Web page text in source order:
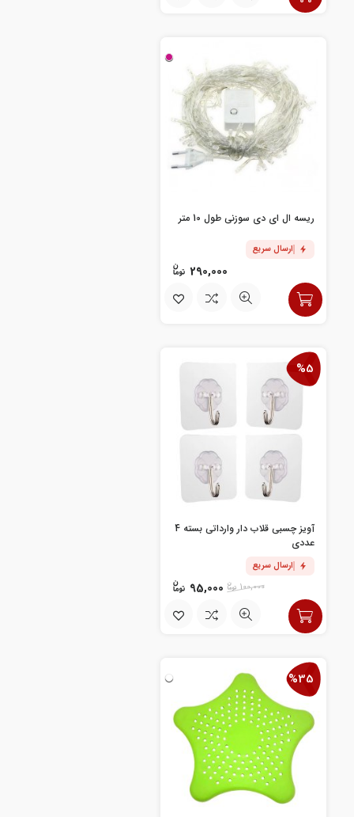
ریسه ال ای دی سوزنی طول 10 متر
ارسال سریع
290,000
%5
آویز چسبی قلاب دار وارداتی بسته 4
عددی
ارسال سریع
100,000
95,000
%35